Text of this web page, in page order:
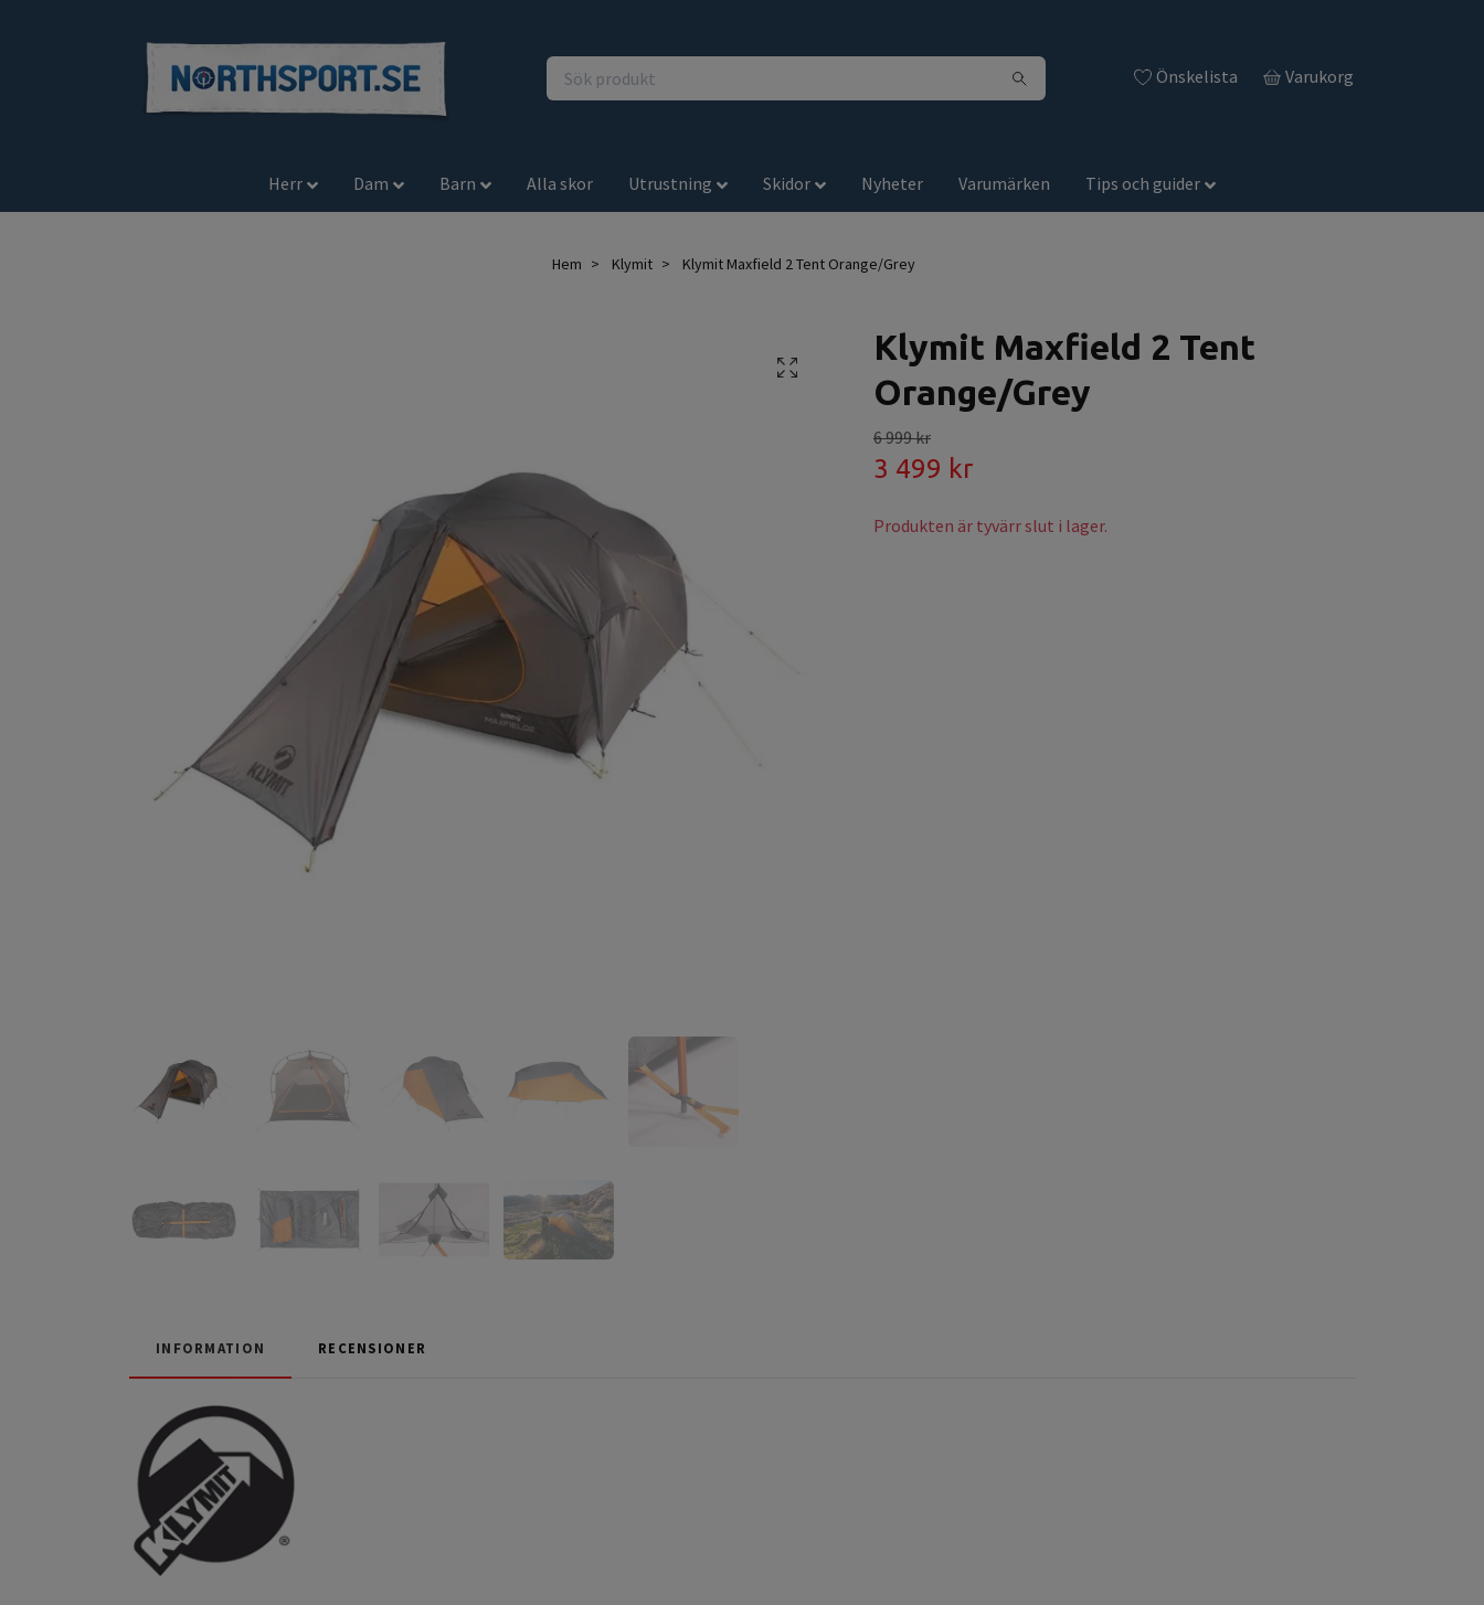
Önskelista Varukorg
Herr Dam Barn Alla skor Utrustning Skidor Nyheter Varumärken Tips och guider
Hem Klymit Klymit Maxfield 2 Tent Orange/Grey
Klymit Maxfield 2 Tent
Orange/Grey
6 999 kr
3 499 kr
Produkten är tyvärr slut i lager.
INFORMATION RECENSIONER